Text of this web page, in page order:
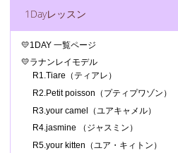
1Dayレッスン
💛1DAY 一覧ページ
💛ラナンレイモデル
R1.Tiare（ティアレ）
R2.Petit poisson（プティプワゾン）
R3.your camel（ユアキャメル）
R4.jasmine （ジャスミン）
R5.your kitten（ユア・キィトン）